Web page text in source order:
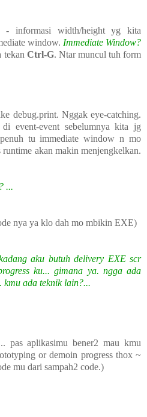
- informasi width/height yg kita
window. Immediate Window?
tekan Ctrl-G. Ntar muncul tuh form
debug.print. Nggak eye-catching.
event-event sebelumnya kita jg
tu immediate window n mo
akan makin menjengkelkan.
...
nya ya klo dah mo mbikin EXE)
aku butuh delivery EXE scr
ku... gimana ya. ngga ada
kmu ada teknik lain?...
pas aplikasimu bener2 mau kmu
or demoin progress thox ~
mu dari sampah2 code.)